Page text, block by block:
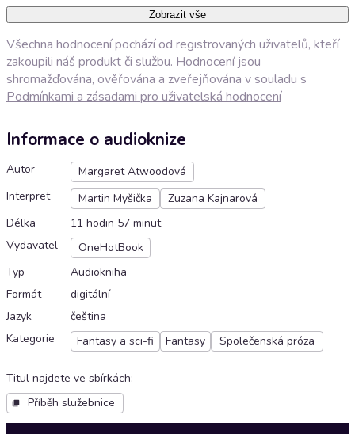
Zobrazit vše
Všechna hodnocení pochází od registrovaných uživatelů, kteří
zakoupili náš produkt či službu. Hodnocení jsou
shromažďována, ověřována a zveřejňována v souladu s
Podmínkami a zásadami pro uživatelská hodnocení
Informace o audioknize
Autor
Margaret Atwoodová
Interpret
Martin Myšička
Zuzana Kajnarová
Délka
11 hodin 57 minut
Vydavatel
OneHotBook
Typ
Audiokniha
Formát
digitální
Jazyk
čeština
Kategorie
Fantasy a sci-fi Fantasy Společenská próza
Titul najdete ve sbírkách:
Příběh služebnice